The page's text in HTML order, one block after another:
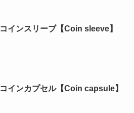
コインスリーブ【Coin sleeve】
コインカプセル【Coin capsule】